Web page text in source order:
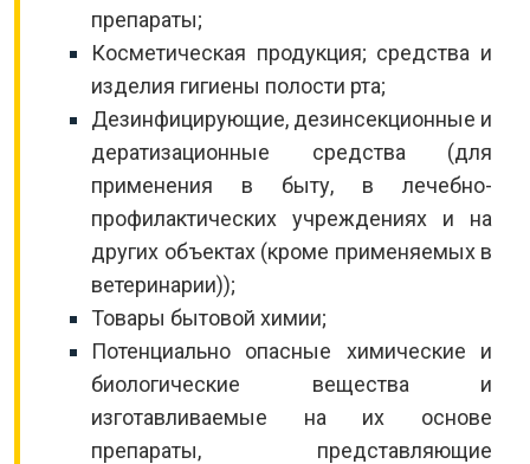
препараты;
Косметическая продукция; средства и
изделия гигиены полости рта;
Дезинфицирующие, дезинсекционные и
дератизационные средства (для
применения в быту, в лечебно-
профилактических учреждениях и на
других объектах (кроме применяемых в
ветеринарии));
Товары бытовой химии;
Потенциально опасные химические и
биологические вещества и
изготавливаемые на их основе
препараты, представляющие